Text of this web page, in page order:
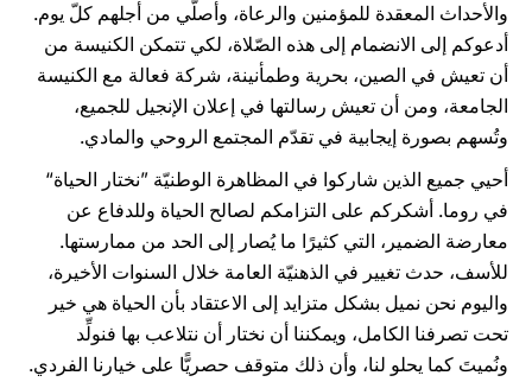
والأحداث المعقدة للمؤمنين والرعاة، وأصلّي من أجلهم كلّ يوم.
أدعوكم إلى الانضمام إلى هذه الصّلاة، لكي تتمكن الكنيسة من
أن تعيش في الصين، بحرية وطمأنينة، شركة فعالة مع الكنيسة
الجامعة، ومن أن تعيش رسالتها في إعلان الإنجيل للجميع،
وتُسهم بصورة إيجابية في تقدّم المجتمع الروحي والمادي.
أحيي جميع الذين شاركوا في المظاهرة الوطنيّة ”نختار الحياة“
في روما. أشكركم على التزامكم لصالح الحياة وللدفاع عن
معارضة الضمير، التي كثيرًا ما يُصار إلى الحد من ممارستها.
للأسف، حدث تغيير في الذهنيّة العامة خلال السنوات الأخيرة،
واليوم نحن نميل بشكل متزايد إلى الاعتقاد بأن الحياة هي خير
تحت تصرفنا الكامل، ويمكننا أن نختار أن نتلاعب بها فنولِّد
ونُميتَ كما يحلو لنا، وأن ذلك متوقف حصريًّا على خيارنا الفردي.